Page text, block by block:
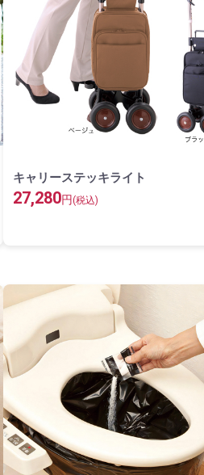
キャリーステッキライト
27,280円 (税込)